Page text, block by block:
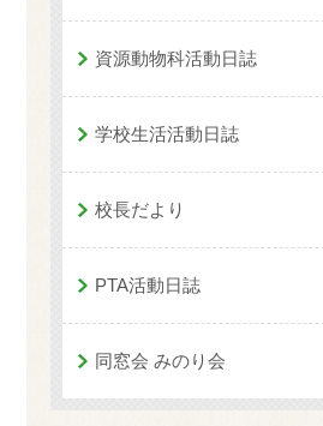
資源動物科活動日誌
学校生活活動日誌
校長だより
PTA活動日誌
同窓会 みのり会